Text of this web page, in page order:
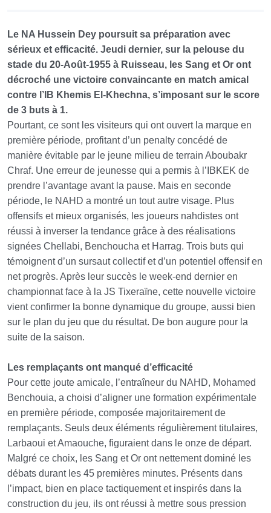
Le NA Hussein Dey poursuit sa préparation avec
sérieux et efficacité. Jeudi dernier, sur la pelouse du
stade du 20-Août-1955 à Ruisseau, les Sang et Or ont
décroché une victoire convaincante en match amical
contre l’IB Khemis El-Khechna, s’imposant sur le score
de 3 buts à 1.
Pourtant, ce sont les visiteurs qui ont ouvert la marque en
première période, profitant d’un penalty concédé de
manière évitable par le jeune milieu de terrain Aboubakr
Chraf. Une erreur de jeunesse qui a permis à l’IBKEK de
prendre l’avantage avant la pause. Mais en seconde
période, le NAHD a montré un tout autre visage. Plus
offensifs et mieux organisés, les joueurs nahdistes ont
réussi à inverser la tendance grâce à des réalisations
signées Chellabi, Benchoucha et Harrag. Trois buts qui
témoignent d’un sursaut collectif et d’un potentiel offensif en
net progrès. Après leur succès le week-end dernier en
championnat face à la JS Tixeraïne, cette nouvelle victoire
vient confirmer la bonne dynamique du groupe, aussi bien
sur le plan du jeu que du résultat. De bon augure pour la
suite de la saison.
Les remplaçants ont manqué d’efficacité
Pour cette joute amicale, l’entraîneur du NAHD, Mohamed
Benchouia, a choisi d’aligner une formation expérimentale
en première période, composée majoritairement de
remplaçants. Seuls deux éléments régulièrement titulaires,
Larbaoui et Amaouche, figuraient dans le onze de départ.
Malgré ce choix, les Sang et Or ont nettement dominé les
débats durant les 45 premières minutes. Présents dans
l’impact, bien en place tactiquement et inspirés dans la
construction du jeu, ils ont réussi à mettre sous pression